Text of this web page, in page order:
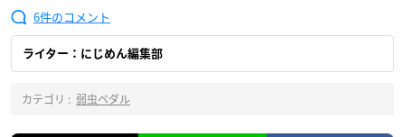
6
ライター：にじめん編集部
カテゴリ : 弱虫ペダル